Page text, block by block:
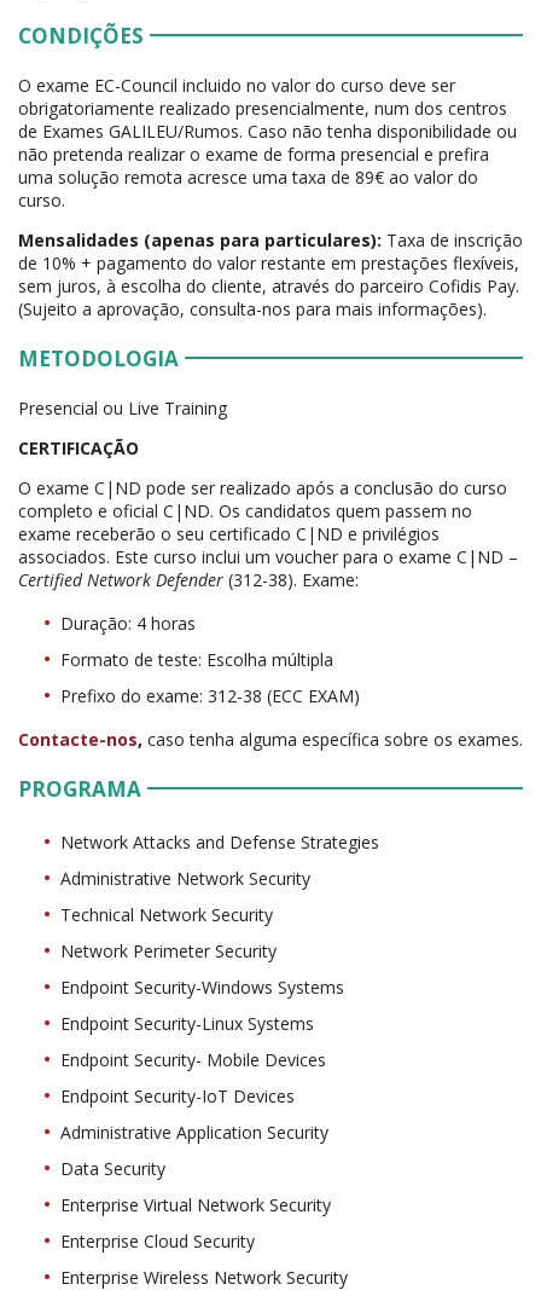
CONDIÇÕES
O exame EC-Council incluido no valor do curso deve ser
obrigatoriamente realizado presencialmente, num dos centros
de Exames GALILEU/Rumos. Caso não tenha disponibilidade ou
não pretenda realizar o exame de forma presencial e prefira
uma solução remota acresce uma taxa de 89€ ao valor do
curso.
Mensalidades (apenas para particulares): Taxa de inscrição
de 10% + pagamento do valor restante em prestações flexíveis,
sem juros, à escolha do cliente, através do parceiro Cofidis Pay.
(Sujeito a aprovação, consulta-nos para mais informações).
METODOLOGIA
Presencial ou Live Training
CERTIFICAÇÃO
O exame C|ND pode ser realizado após a conclusão do curso
completo e oficial C|ND. Os candidatos quem passem no
exame receberão o seu certificado C|ND e privilégios
associados. Este curso inclui um voucher para o exame C|ND –
Certified Network Defender (312-38). Exame:
Duração: 4 horas
Formato de teste: Escolha múltipla
Prefixo do exame: 312-38 (ECC EXAM)
Contacte-nos, caso tenha alguma específica sobre os exames.
PROGRAMA
Network Attacks and Defense Strategies
Administrative Network Security
Technical Network Security
Network Perimeter Security
Endpoint Security-Windows Systems
Endpoint Security-Linux Systems
Endpoint Security- Mobile Devices
Endpoint Security-IoT Devices
Administrative Application Security
Data Security
Enterprise Virtual Network Security
Enterprise Cloud Security
Enterprise Wireless Network Security